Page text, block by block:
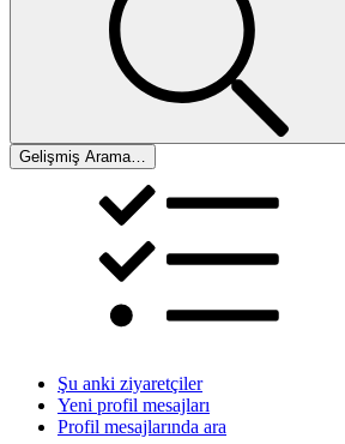
Gelişmiş Arama…
Şu anki ziyaretçiler
Yeni profil mesajları
Profil mesajlarında ara